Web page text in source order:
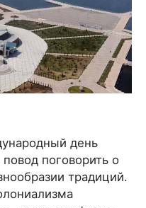
день
поговорить о
традиций.